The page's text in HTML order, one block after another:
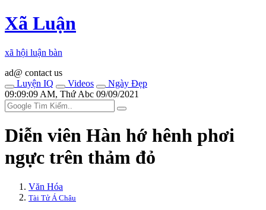
Xã Luận
xã hội luận bàn
ad@ contact us
Luyện IQ
Videos
Ngày Đẹp
09:09:09 AM, Thứ Abc 09/09/2021
Diễn viên Hàn hớ hênh phơi
ngực trên thảm đỏ
Văn Hóa
Tài Tử Á Châu